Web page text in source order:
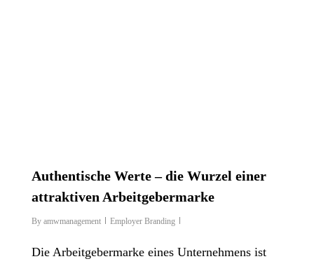
Authentische Werte – die Wurzel einer
attraktiven Arbeitgebermarke
By amwmanagement Employer Branding
Die Arbeitgebermarke eines Unternehmens ist